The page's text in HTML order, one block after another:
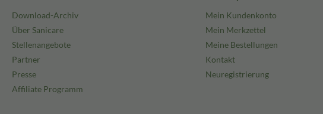
Download-Archiv
Über Sanicare
Stellenangebote
Partner
Presse
Affiliate Programm
Mein Kundenkonto
Mein Merkzettel
Meine Bestellungen
Kontakt
Neuregistrierung